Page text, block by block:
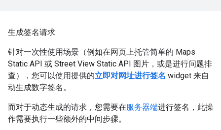
生成签名请求
针对一次性使用场景（例如在网页上托管简单的 Maps
Static API 或 Street View Static API 图片，或是进行问题排
查），您可以使用提供的立即对网址进行签名 widget 来自
动生成数字签名。
而对于动态生成的请求，您需要在服务器端进行签名，此操
作需要执行一些额外的中间步骤。